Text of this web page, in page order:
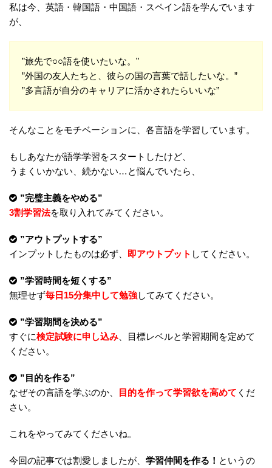
私は今、英語・韓国語・中国語・スペイン語を学んでいます
が、
”旅先で○○語を使いたいな。”
”外国の友人たちと、彼らの国の言葉で話したいな。”
”多言語が自分のキャリアに活かされたらいいな”
そんなことをモチベーションに、各言語を学習しています。
もしあなたが語学学習をスタートしたけど、
うまくいかない、続かない…と悩んでいたら、
”完璧主義をやめる”
3割学習法を取り入れてみてください。
”アウトプットする”
インプットしたものは必ず、
即アウトプット してください。
”学習時間を短くする”
無理せず毎日15分集中して勉強してみてください。
”学習期間を決める”
すぐに検定試験に申し込み 、目標レベルと学習期間を定めて
ください。
”目的を作る”
なぜその言語を学ぶのか、
目的を作って学習欲を高めて くだ
さい。
これをやってみてくださいね。
今回の記事では割愛しましたが、 学習仲間を作る！ というの